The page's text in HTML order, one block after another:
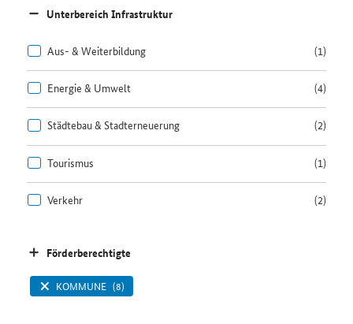
Unterbereich Infrastruktur
Aus- & Weiterbildung (1)
Energie & Umwelt (4)
Städtebau & Stadterneuerung (2)
Tourismus (1)
Verkehr (2)
Förderberechtigte
KOMMUNE (8)